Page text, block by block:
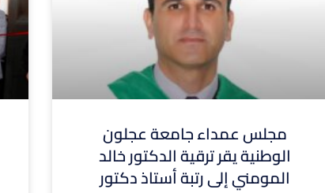
مجلس عمداء جامعة عجلون
الوطنية يقر ترقية الدكتور خالد
المومني إلى رتبة أستاذ دكتور